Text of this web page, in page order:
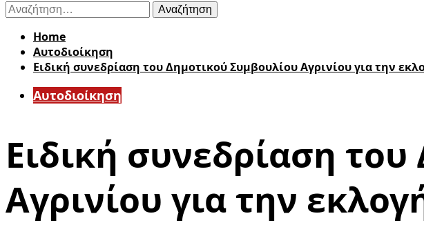
Αναζήτηση
για:
Home
Αυτοδιοίκηση
Ειδική συνεδρίαση του Δημοτικού Συμβουλίου Αγρινίου για την
Αυτοδιοίκηση
Ειδική συνεδρίαση
Αγρινίου για την